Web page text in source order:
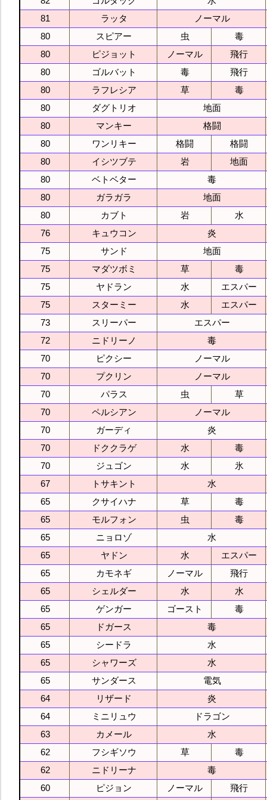
81
ラッタ
ノーマル
80
スピアー 虫
毒
80
ピジョット ノーマル
飛行
80
ゴルバット 毒
飛行
80
ラフレシア 草
毒
80
ダグトリオ
地面
80
マンキー
格闘
80
ワンリキー 格闘
格闘
80
イシツブテ 岩
地面
80
ベトベター
毒
80
ガラガラ
地面
80
カブト 岩
水
76
キュウコン
炎
75
サンド
地面
75
マダツボミ 草
毒
75
ヤドラン 水
エスパー
75
スターミー 水
エスパー
73
スリーパー
エスパー
72
ニドリーノ
毒
70
ピクシー
ノーマル
70
プクリン
ノーマル
70
パラス 虫
草
70
ペルシアン
ノーマル
70
ガーディ
炎
70
ドククラゲ 水
毒
70
ジュゴン 水
氷
67
トサキント
水
65
クサイハナ 草
毒
65
モルフォン 虫
毒
65
ニョロゾ
水
65
ヤドン 水
エスパー
65
カモネギ ノーマル
飛行
65
シェルダー 水
水
65
ゲンガー ゴースト
毒
65
ドガース
毒
65
シードラ
水
65
シャワーズ
水
65
サンダース
電気
64
リザード
炎
64
ミニリュウ
ドラゴン
63
カメール
水
62
フシギソウ 草
毒
62
ニドリーナ
毒
60
ピジョン ノーマル
飛行